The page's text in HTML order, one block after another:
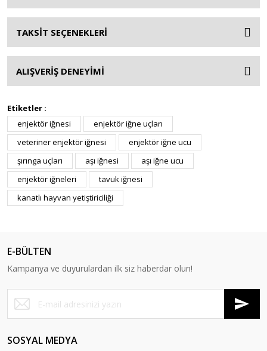
TAKSİT SEÇENEKLERİ
ALIŞVERİŞ DENEYİMİ
Etiketler :
enjektör iğnesi
enjektör iğne uçları
veteriner enjektör iğnesi
enjektör iğne ucu
şırınga uçları
aşı iğnesi
aşı iğne ucu
enjektör iğneleri
tavuk iğnesi
kanatlı hayvan yetiştiriciliği
E-BÜLTEN
Kampanya ve duyurulardan ilk siz haberdar olun!
SOSYAL MEDYA